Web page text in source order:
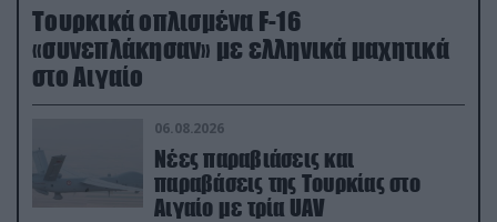
Τουρκικά οπλισμένα F-16
«συνεπλάκησαν» με ελληνικά μαχητικά
στο Αιγαίο
06.08.2026
Νέες παραβιάσεις και
παραβάσεις της Τουρκίας στο
Αιγαίο με τρία UAV